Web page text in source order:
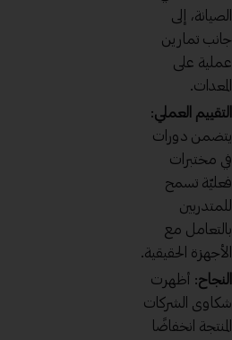
الصيانة، إلى
جانب تمارين
عملية على
المعدات.
التقييم العملي:
يتضمن دورات
في مختبرات
فعليّة تسمح
للمتدربين
بالتعامل مع
الأجهزة الحقيقية.
النجاح: أظهرت
شكاوى الشركات
المنتجة انخفاضًا